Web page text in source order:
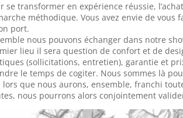
se transformer en expérience réussie,
méthodique. Vous avez envie de vous
port.
nous pouvons échanger dans notre
lieu il sera question de confort et de
(sollicitations, entretien), garantie et
le temps de cogiter. Nous sommes là
lors que nous aurons, ensemble, franchi
nous pourrons alors conjointement